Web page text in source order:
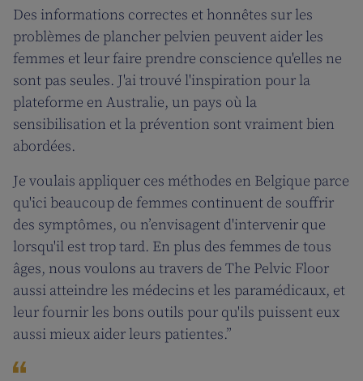
Des informations correctes et honnêtes sur les
problèmes de plancher pelvien peuvent aider les
femmes et leur faire prendre conscience qu'elles ne
sont pas seules. J'ai trouvé l'inspiration pour la
plateforme en Australie, un pays où la
sensibilisation et la prévention sont vraiment bien
abordées.
Je voulais appliquer ces méthodes en Belgique parce
qu'ici beaucoup de femmes continuent de souffrir
des symptômes, ou n’envisagent d'intervenir que
lorsqu'il est trop tard. En plus des femmes de tous
âges, nous voulons au travers de The Pelvic Floor
aussi atteindre les médecins et les paramédicaux, et
leur fournir les bons outils pour qu'ils puissent eux
aussi mieux aider leurs patientes.”